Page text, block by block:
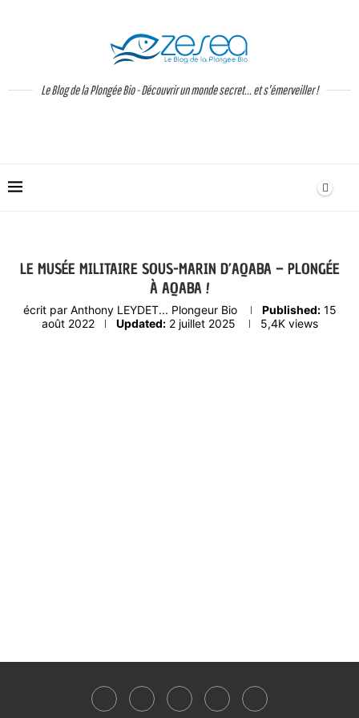
Le Blog de la Plongée Bio - Découvrir un monde secret... et s'émerveiller !
LE MUSÉE MILITAIRE SOUS-MARIN D’AQABA – PLONGÉE
À AQABA !
écrit par Anthony LEYDET... Plongeur Bio Published: 15
août 2022
Updated: 2 juillet 2025 5,4Kviews